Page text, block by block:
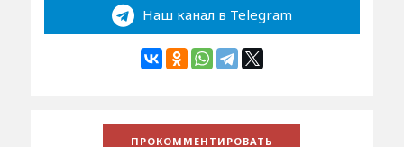
Наш канал в Telegram